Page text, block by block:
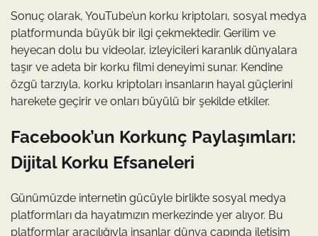
Sonuç olarak, YouTube’un korku kriptoları, sosyal medya
platformunda büyük bir ilgi çekmektedir. Gerilim ve
heyecan dolu bu videolar, izleyicileri karanlık dünyalara
taşır ve adeta bir korku filmi deneyimi sunar. Kendine
özgü tarzıyla, korku kriptoları insanların hayal güçlerini
harekete geçirir ve onları büyülü bir şekilde etkiler.
Facebook’un Korkunç Paylaşımları:
Dijital Korku Efsaneleri
Günümüzde internetin gücüyle birlikte sosyal medya
platformları da hayatımızın merkezinde yer alıyor. Bu
platformlar aracılığıyla insanlar dünya çapında iletişim